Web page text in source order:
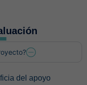
del apoyo